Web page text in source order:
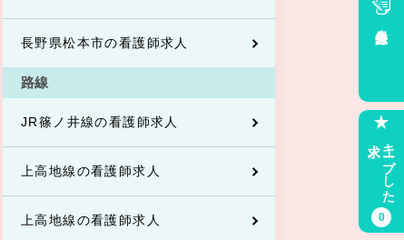
長野県松本市の看護師求人
路線
JR篠ノ井線の看護師求人
上高地線の看護師求人
上高地線の看護師求人
キープした
0